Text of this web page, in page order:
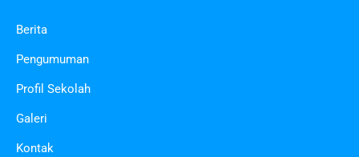
Berita
Pengumuman
Profil Sekolah
Galeri
Kontak